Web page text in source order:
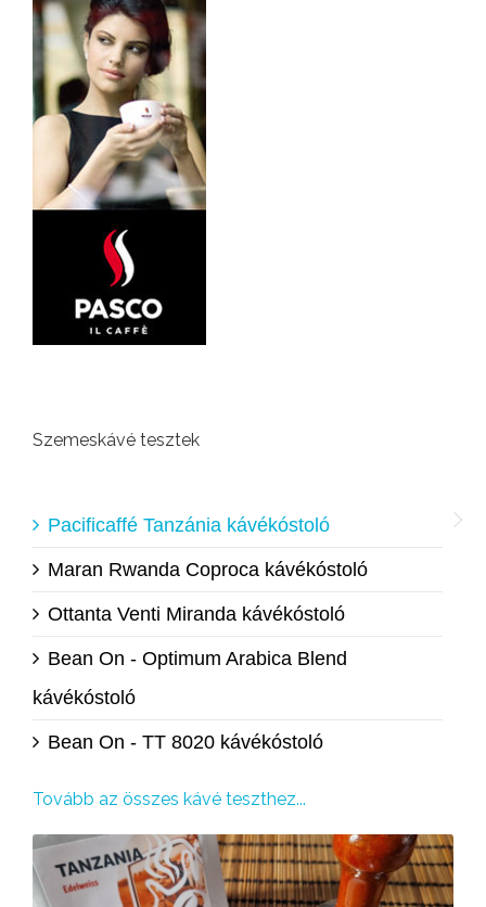
Szemeskávé tesztek
Tovább az összes kávé teszthez...
Pacificaffé Tanzánia kávékóstoló
Maran Rwanda Coproca kávékóstoló
Ottanta Venti Miranda kávékóstoló
Bean On - Optimum Arabica Blend
kávékóstoló
Bean On - TT 8020 kávékóstoló